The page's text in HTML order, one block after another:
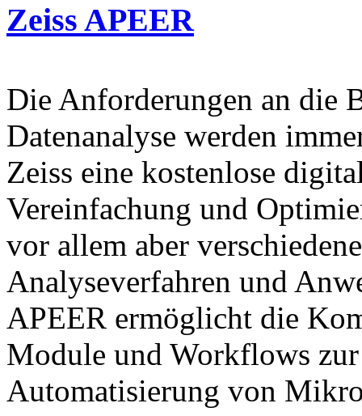
Zeiss APEER
Die Anforderungen an die
Datenanalyse werden
Zeiss eine kostenlose
Vereinfachung und
vor allem aber
Analyseverfahren und
APEER ermöglicht die
Module und Workflows
Automatisierung von